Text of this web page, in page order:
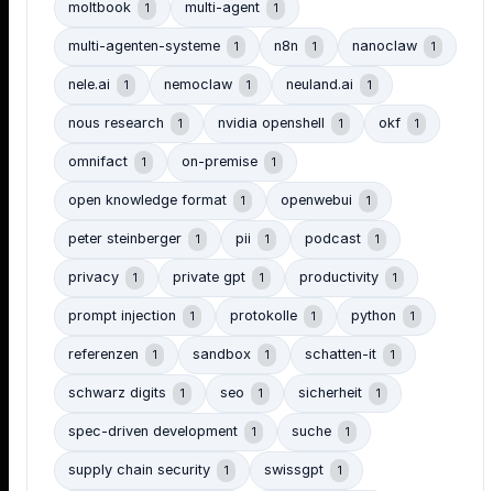
moltbook 1 multi-agent 1
multi-agenten-systeme 1 n8n 1 nanoclaw 1
nele.ai 1 nemoclaw 1 neuland.ai 1
nous research 1 nvidia openshell 1 okf 1
omnifact 1 on-premise 1
open knowledge format 1 openwebui 1
peter steinberger 1 pii 1 podcast 1
privacy 1 private gpt 1 productivity 1
prompt injection 1 protokolle 1 python 1
referenzen 1 sandbox 1 schatten-it 1
schwarz digits 1 seo 1 sicherheit 1
spec-driven development 1 suche 1
supply chain security 1 swissgpt 1